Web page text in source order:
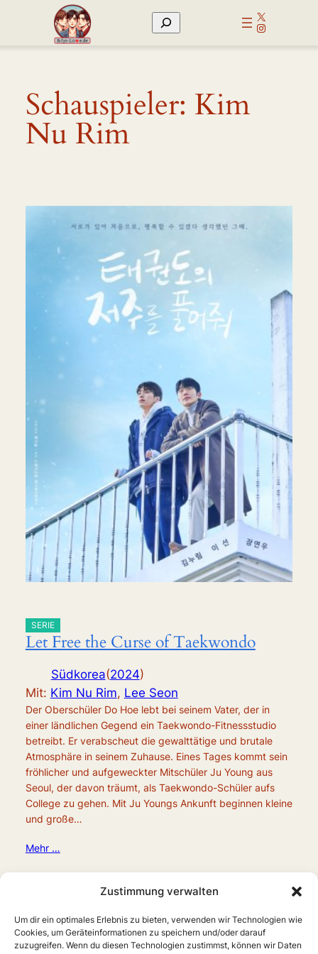
Zustimmung verwalten
Um dir ein optimales Erlebnis zu bieten, verwenden wir Technologien wie
Cookies, um Geräteinformationen zu speichern und/oder darauf
zuzugreifen. Wenn du diesen Technologien zustimmst, können wir Daten
Suchen
X
Instagram
Schauspieler: Kim
Nu Rim
SERIE
Let Free the Curse of Taekwondo
Südkorea(2024)
Mit: Kim Nu Rim, Lee Seon
Der Oberschüler Do Hoe lebt bei seinem Vater, der in
einer ländlichen Gegend ein Taekwondo-Fitnessstudio
betreibt. Er verabscheut die gewalttätige und brutale
Atmosphäre in seinem Zuhause. Eines Tages kommt sein
fröhlicher und aufgeweckter Mitschüler Ju Young aus
Seoul, der davon träumt, als Taekwondo-Schüler aufs
College zu gehen. Mit Ju Youngs Ankunft beginnen kleine
und große…
Mehr …